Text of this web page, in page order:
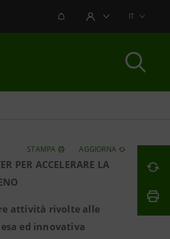
NOTIFICHEAREA UTENTEIT
STAMPA AGGIORNA
PER ACCELERARE LA
attività rivolte alle
ed innovativa